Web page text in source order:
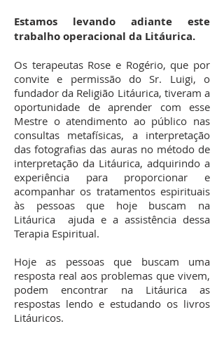
Estamos levando adiante este
trabalho operacional da Litáurica.
Os terapeutas Rose e Rogério, que por
convite e permissão do Sr. Luigi, o
fundador da Religião Litáurica, tiveram a
oportunidade de aprender com esse
Mestre o atendimento ao público nas
consultas metafísicas, a interpretação
das fotografias das auras no método de
interpretação da Litáurica, adquirindo a
experiência para proporcionar e
acompanhar os tratamentos espirituais
às pessoas que hoje buscam na
Litáurica ajuda e a assistência dessa
Terapia Espiritual.
Hoje as pessoas que buscam uma
resposta real aos problemas que vivem,
podem encontrar na Litáurica as
respostas lendo e estudando os livros
Litáuricos.